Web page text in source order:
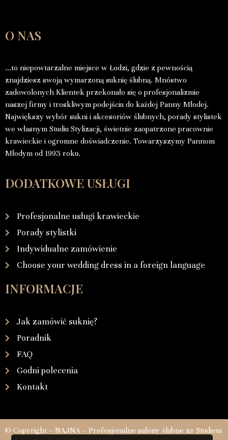
O NAS
…to niepowtarzalne miejsce w Łodzi, gdzie z pewnością
znajdziesz swoją wymarzoną suknię ślubną. Mnóstwo
zadowolonych Klientek przekonało się o profesjonalizmie
naszej firmy i troskliwym podejściu do każdej Panny Młodej.
Największy wybór sukni i akcesoriów ślubnych, porady stylistek
we własnym Studiu Stylizacji, świetnie zaopatrzone pracownie
krawieckie i ogromne doświadczenie. Towarzyszymy Pannom
Młodym od 1993 roku.
DODATKOWE USŁUGI
Profesjonalne usługi krawieckie
Porady stylistki
Indywidualne zamówienie
Choose your wedding dress in a foreign language
INFORMACJE
Jak zamówić suknię?
Poradnik
FAQ
Godni polecenia
Kontakt
© Copyright – NAJNA – Profesjonalne salony ślubne ze Studiem